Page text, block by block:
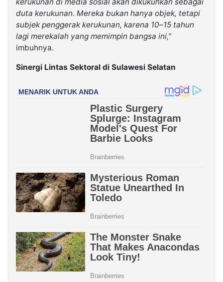
kerukunan di media sosial akan dikukuhkan sebagai
duta kerukunan. Mereka bukan hanya objek, tetapi
subjek penggerak kerukunan, karena 10–15 tahun
lagi merekalah yang memimpin bangsa ini,”
imbuhnya.
Sinergi Lintas Sektoral di Sulawesi Selatan